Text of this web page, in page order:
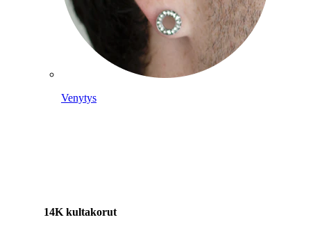
Venytys
14K kultakorut